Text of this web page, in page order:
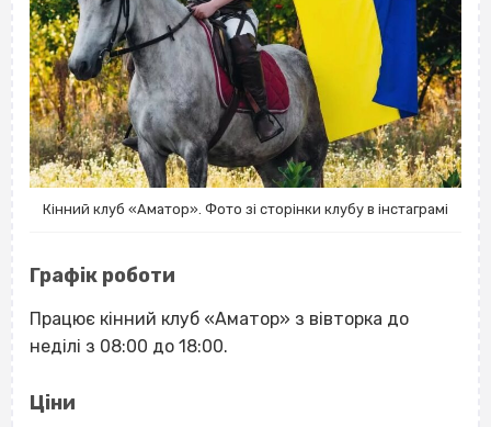
Кінний клуб «Аматор». Фото зі сторінки клубу в інстаграмі
Графік роботи
Працює кінний клуб «Аматор» з вівторка до
неділі з 08:00 до 18:00.
Ціни